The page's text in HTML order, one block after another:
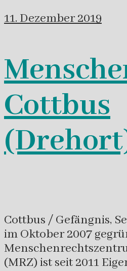
11. Dezember 2019
Cottbus
Cottbus / Gefängnis,
im Oktober 2007
(MRZ) ist seit 2011